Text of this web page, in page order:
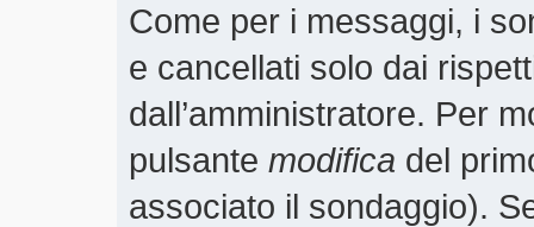
Come per i messaggi, i
e cancellati solo dai
dall’amministratore. Per
pulsante modifica del
associato il sondaggio).